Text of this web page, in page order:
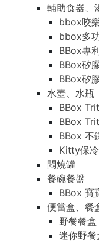
輔助食器、
bbox咬
bbox多
BBox專
BBox矽
BBox矽
水壺、水瓶
BBox
BBox
BBox 不
Kitty保
悶燒罐
餐碗餐盤
BBox 寶
便當盒、餐
野餐餐盒
迷你野餐